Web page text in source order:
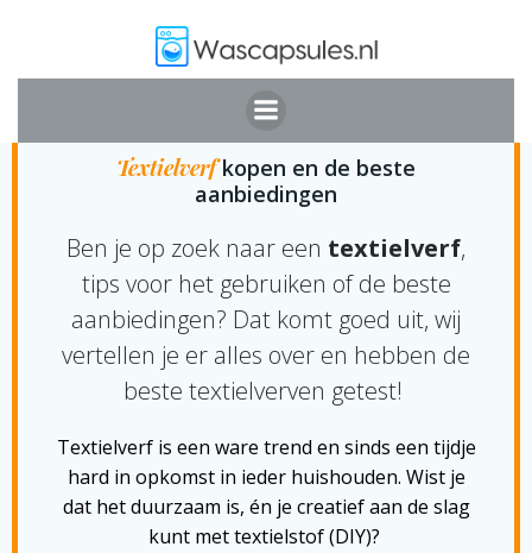
naar
de
inhoud
TEXTIELVERF KOPEN
Textielverfkopen en de beste
aanbiedingen
Ben je op zoek naar een textielverf,
tips voor het gebruiken of de beste
aanbiedingen? Dat komt goed uit, wij
vertellen je er alles over en hebben de
beste textielverven getest!
Textielverf is een ware trend en sinds een tijdje
hard in opkomst in ieder huishouden. Wist je
dat het duurzaam is, én je creatief aan de slag
kunt met textielstof (DIY)?